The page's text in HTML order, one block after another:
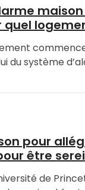
du système
pour
être
de